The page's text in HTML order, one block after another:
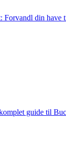
Forvandl din have
guide til